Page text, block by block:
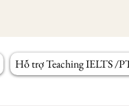
Hỗ trợ Teaching IELTS /
Workshop Tiếng Anh